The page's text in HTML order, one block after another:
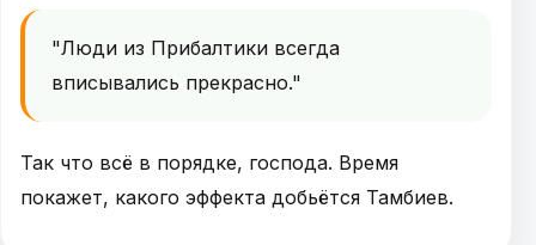
"Люди из Прибалтики всегда
вписывались прекрасно."
Так что всё в порядке, господа. Время
покажет, какого эффекта добьётся Тамбиев.